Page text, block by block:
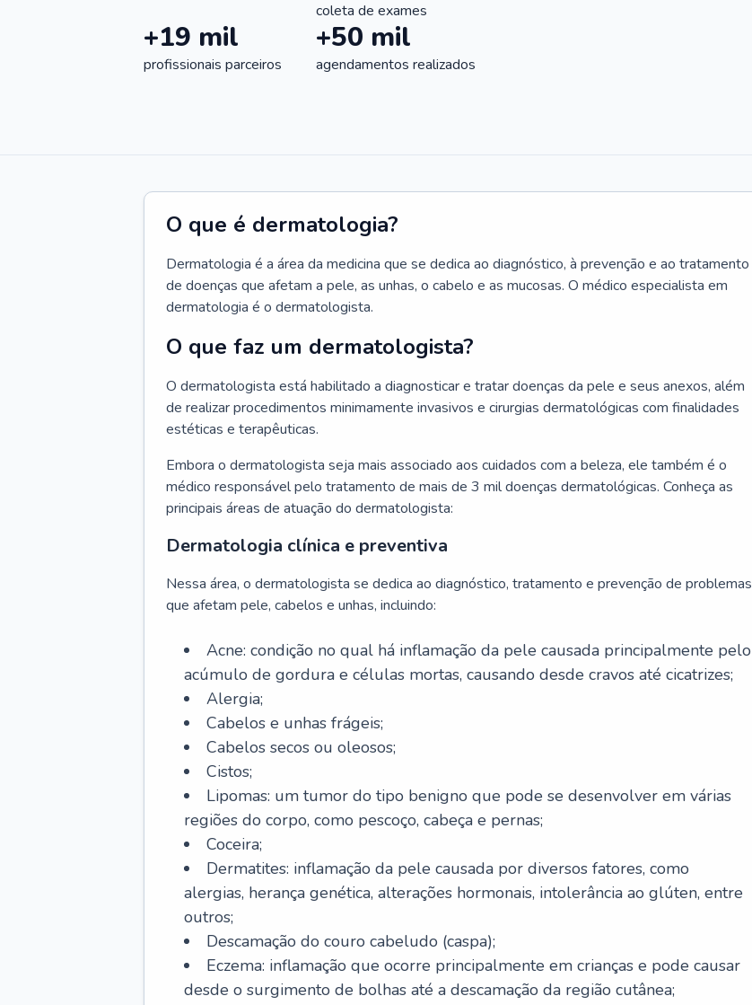
coleta de exames
+19 mil
profissionais parceiros
+50 mil
agendamentos realizados
O que é dermatologia?
Dermatologia é a área da medicina que se dedica ao diagnóstico, à prevenção e ao tratamento
de doenças que afetam a pele, as unhas, o cabelo e as mucosas. O médico especialista em
dermatologia é o dermatologista.
O que faz um dermatologista?
O dermatologista está habilitado a diagnosticar e tratar doenças da pele e seus anexos, além
de realizar procedimentos minimamente invasivos e cirurgias dermatológicas com finalidades
estéticas e terapêuticas.
Embora o dermatologista seja mais associado aos cuidados com a beleza, ele também é o
médico responsável pelo tratamento de mais de 3 mil doenças dermatológicas. Conheça as
principais áreas de atuação do dermatologista:
Dermatologia clínica e preventiva
Nessa área, o dermatologista se dedica ao diagnóstico, tratamento e prevenção de problemas
que afetam pele, cabelos e unhas, incluindo:
Acne: condição no qual há inflamação da pele causada principalmente pelo
acúmulo de gordura e células mortas, causando desde cravos até cicatrizes;
Alergia;
Cabelos e unhas frágeis;
Cabelos secos ou oleosos;
Cistos;
Lipomas: um tumor do tipo benigno que pode se desenvolver em várias
regiões do corpo, como pescoço, cabeça e pernas;
Coceira;
Dermatites: inflamação da pele causada por diversos fatores, como
alergias, herança genética, alterações hormonais, intolerância ao glúten, entre
outros;
Descamação do couro cabeludo (caspa);
Eczema: inflamação que ocorre principalmente em crianças e pode causar
desde o surgimento de bolhas até a descamação da região cutânea;